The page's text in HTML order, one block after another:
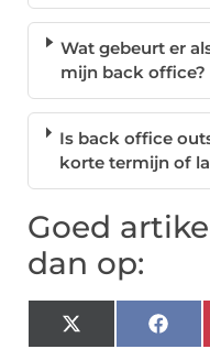
Wat gebeurt er
mijn back office?
Is back office
korte termijn of
Goed
dan op:
X
(Twitter)